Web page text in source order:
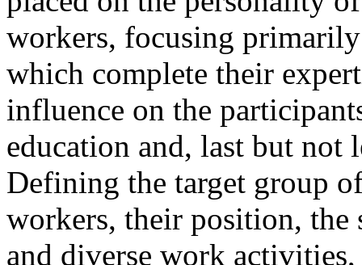
workers, focusing
which complete their
influence on the
education and, last but
Defining the target group
workers, their position,
and diverse work